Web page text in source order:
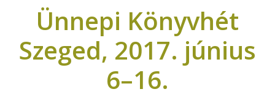
Ünnepi Könyvhét
Szeged, 2017. június
6–16.